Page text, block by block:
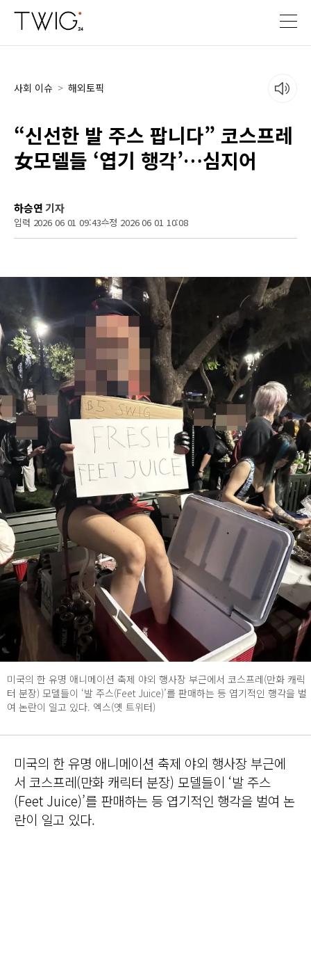
사회 이슈 > 해외토픽
“신선한 발 주스 팝니다” 코스프레
女모델들 ‘엽기 행각’…심지어
하승연기자
입력 2026 06 01 09:43수정 2026 06 01 10:08
미국의 한 유명 애니메이션 축제 야외 행사장 부근에서 코스프레(만화 캐릭
터 분장) 모델들이 ‘발 주스(Feet Juice)’를 판매하는 등 엽기적인 행각을 벌
여 논란이 일고 있다. 엑스(옛 트위터)
미국의 한 유명 애니메이션 축제 야외 행사장 부근에
서 코스프레(만화 캐릭터 분장) 모델들이 ‘발 주스
(Feet Juice)’를 판매하는 등 엽기적인 행각을 벌여 논
란이 일고 있다.